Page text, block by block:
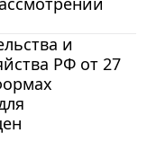
и
РФ от 27